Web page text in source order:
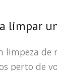
limpar
de
perto de